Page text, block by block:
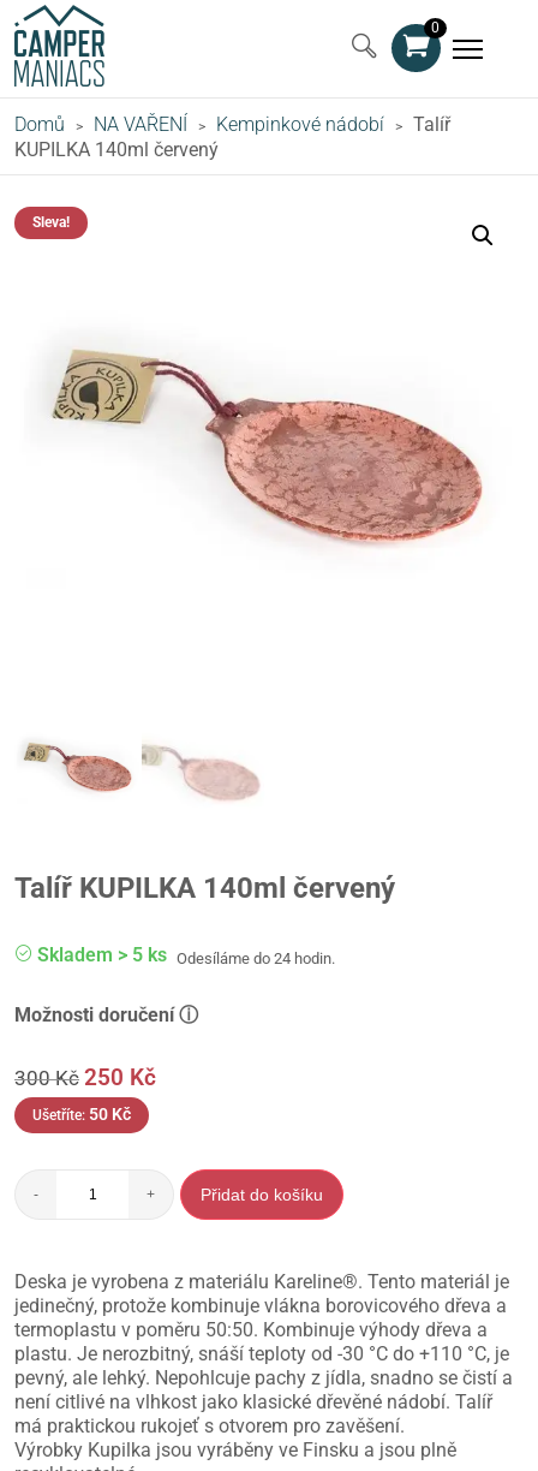
0
Domů > NA VAŘENÍ > Kempinkové nádobí >
Talíř
KUPILKA 140ml červený
Sleva!
Talíř KUPILKA 140ml červený
Skladem > 5 ks Odesíláme do 24 hodin.
Možnosti doručení ⓘ
300Kč 250 Kč
Ušetříte: 50 Kč
- + Přidat do košíku
Deska je vyrobena z materiálu Kareline®. Tento materiál je
jedinečný, protože kombinuje vlákna borovicového dřeva a
termoplastu v poměru 50:50. Kombinuje výhody dřeva a
plastu. Je nerozbitný, snáší teploty od -30 °C do +110 °C, je
pevný, ale lehký. Nepohlcuje pachy z jídla, snadno se čistí a
není citlivé na vlhkost jako klasické dřevěné nádobí. Talíř
má praktickou rukojeť s otvorem pro zavěšení.
Výrobky Kupilka jsou vyráběny ve Finsku a jsou plně